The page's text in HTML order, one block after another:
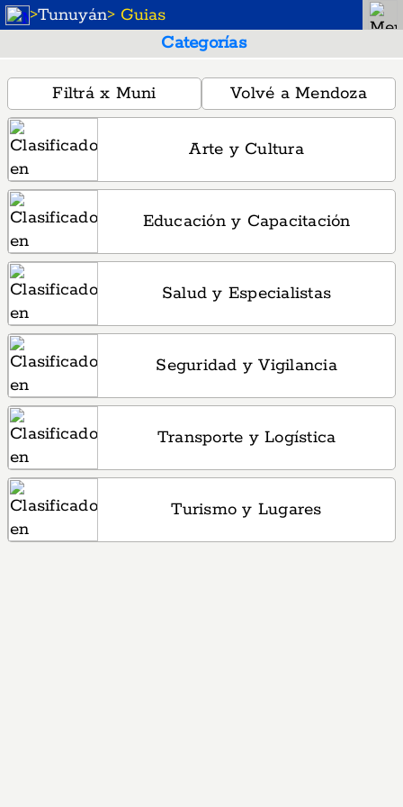
>Tunuyán> Guias
Categorías
Filtrá x Muni Volvé a Mendoza
Arte y Cultura
Educación y Capacitación
Salud y Especialistas
Seguridad y Vigilancia
Transporte y Logística
Turismo y Lugares